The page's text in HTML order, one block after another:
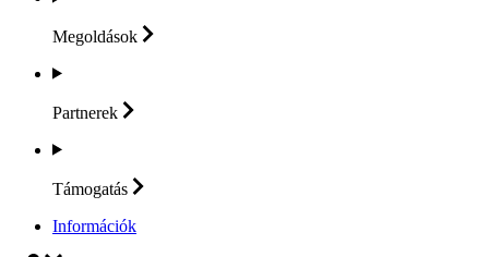
Megoldások
Partnerek
Támogatás
Információk